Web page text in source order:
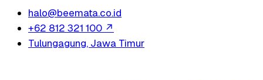
halo@beemata.co.id
+62 812 321 100 ↗
Tulungagung, Jawa Timur